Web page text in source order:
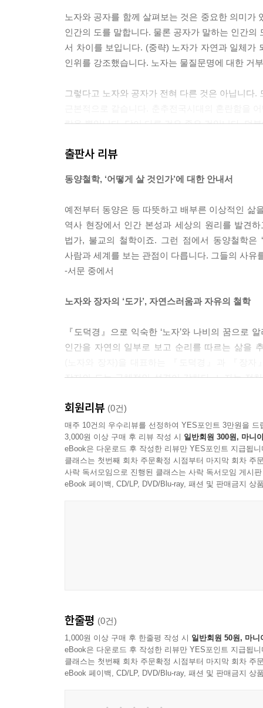
41강. 있는 것이 없다고? 무상, 무아, 공
42강. 업과 윤회, 윤회는 없다
43강. 자비와 보시의 의미, 사랑하면 행복하다
44강. 이고득락, 영원한 행복에 이르는 길
맺음말
노자와 공자를 함께 살펴보는 것은 중요한 의미가
인간의 도를 말합니다. 물론 공자가 말하는 인간
서 차이를 보입니다. (중략) 노자가 자연과 일체가
인위를 강조했습니다. 노자는 물질문명에 대한 거
그렇다고 노자와 공자가 전혀 다른 것은 아닙니다
랐을 뿐입니다. 답이 다른 것은 좋은 것입니다. 덕
은 시대와 긴밀한 연관이 있습니다. 시대의 문제
--- 「8강. 나를 팔아 천하를 구한다」 중에서
인이 마음이라면 예는 행동입니다. 인이 내용이
미는 상대방을 아끼고 돌보려는 마음, 인간이 지
고 분석했습니다.
하다고 모든 사람을 다 받아줄 필요는 없습니다.
본 사람들은 한결같이 말합니다. “내가 이럴 줄
노자의 『도덕경』이 시라면, 『장자』는 이야기
론적 성격이 강합니다. 노자는 정치 철학적인 면
게 느껴지지 않습니다. 함께 자연의 도를 기반으
--- 「15강. 정저지와에서 붕정만리로
꽂고 세상을 평정할 기회를 찾아 힘찬 발걸음을 내
--- 「20강. 맹자와 그의 시대」 중에서
맹자는 성선설의 근거로 우물에 빠진 아이(幼子
출판사 리뷰
동양철학, ‘어떻게 살 것인가’에 대한 안내서
예전부터 동양은 등 따뜻하고 배부른 이상적인 삶
역사 현장에서 인간 본성과 세상의 원리를 발견
법가, 불교의 철학이죠. 그런 점에서 동양철학은
사람과 세계를 보는 관점이 다릅니다. 그들의 사
-서문 중에서
노자와 장자의 ‘도가’, 자연스러움과 자유의 철학
『도덕경』으로 익숙한 ‘노자’와 나비의 꿈으로
인간을 자연의 일부로 보고 순리를 따르는 삶을
장자의 도는 구체적인 성격이 강하다. 노자는 정
다각도로 사상가들의 철학을 이해하도록 안내한다.
공자와 맹자의 ‘유가’, 공동체로 살아가는 역량의
공자와 맹자를 일컬어 흔히 ‘공맹사상’이라고 한다
자세히 들여다본다. 유가는 공동체적 삶에서 필
성리학, 문제 해결 능력을 잃어버린 철학의 모습
5부에서 공맹사상의 형이상학적 면을 보완한 성
회원리뷰 (0건)
매주 10건의 우수리뷰를 선정하여 YES포인트 3만원을 드
3,000원 이상 구매 후 리뷰 작성 시 일반회원 300원, 마니
eBook은 다운로드 후 작성한 리뷰만 YES포인트 지급됩니
클래스는 첫번째 회차 주문확정 시점부터 마지막 회차 주
사락 독서모임으로 진행된 클래스는 사락 독서모임 게시
eBook 페이백, CD/LP, DVD/Blu-ray, 패션 및 판매금지 상
한줄평 (0건)
1,000원 이상 구매 후 한줄평 작성 시 일반회원 50원, 마니
eBook은 다운로드 후 작성한 리뷰만 YES포인트 지급됩니
클래스는 첫번째 회차 주문확정 시점부터 마지막 회차 주
eBook 페이백, CD/LP, DVD/Blu-ray, 패션 및 판매금지 상